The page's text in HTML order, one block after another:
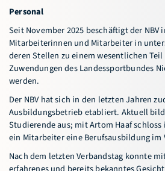
Personal
Seit November 2025 beschäftigt der NBV
Mitarbeiterinnen und Mitarbeiter in
deren Stellen zu einem wesentlichen Teil
Zuwendungen des Landessportbundes
werden.
Der NBV hat sich in den letzten Jahren
Ausbildungsbetrieb etabliert. Aktuell
Studierende aus; mit Artom Haaf schloss
ein Mitarbeiter eine Berufsausbildung im
Nach dem letzten Verbandstag konnte